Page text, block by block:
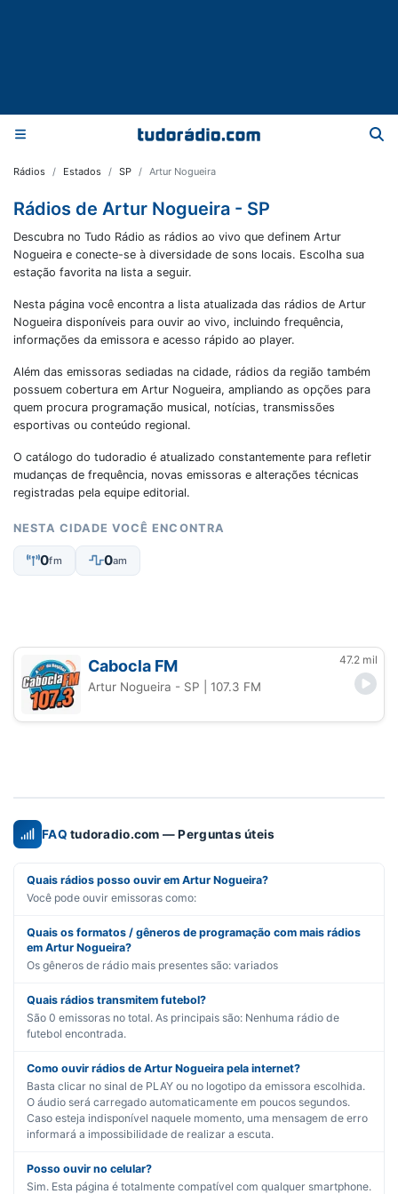
Rádios Estados SP Artur Nogueira
Rádios de Artur Nogueira - SP
Descubra no Tudo Rádio as rádios ao vivo que definem Artur
Nogueira e conecte-se à diversidade de sons locais. Escolha sua
estação favorita na lista a seguir.
Nesta página você encontra a lista atualizada das rádios de Artur
Nogueira disponíveis para ouvir ao vivo, incluindo frequência,
informações da emissora e acesso rápido ao player.
Além das emissoras sediadas na cidade, rádios da região também
possuem cobertura em Artur Nogueira, ampliando as opções para
quem procura programação musical, notícias, transmissões
esportivas ou conteúdo regional.
O catálogo do tudoradio é atualizado constantemente para refletir
mudanças de frequência, novas emissoras e alterações técnicas
registradas pela equipe editorial.
NESTA CIDADE VOCÊ ENCONTRA
0fm 0am
Cabocla FM 47.2 mil
Artur Nogueira - SP | 107.3 FM
FAQ tudoradio.com — Perguntas úteis
Quais rádios posso ouvir em Artur Nogueira?
Você pode ouvir emissoras como:
Quais os formatos / gêneros de programação com mais rádios
em Artur Nogueira?
Os gêneros de rádio mais presentes são: variados
Quais rádios transmitem futebol?
São 0 emissoras no total. As principais são: Nenhuma rádio de
futebol encontrada.
Como ouvir rádios de Artur Nogueira pela internet?
Basta clicar no sinal de PLAY ou no logotipo da emissora escolhida.
O áudio será carregado automaticamente em poucos segundos.
Caso esteja indisponível naquele momento, uma mensagem de erro
informará a impossibilidade de realizar a escuta.
Posso ouvir no celular?
Sim. Esta página é totalmente compatível com qualquer smartphone.